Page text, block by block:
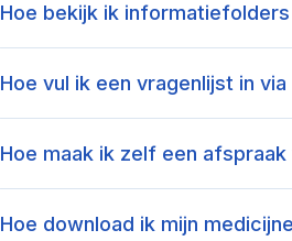
Hoe bekijk ik
Hoe vul ik een vragenlijst in
Hoe maak ik zelf een
Hoe download ik mijn